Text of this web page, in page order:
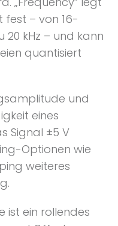
fest – von 16-
20 kHz – und kann
quantisiert
und
eines
Signal ±5 V
Optionen wie
weiteres
ist ein rollendes